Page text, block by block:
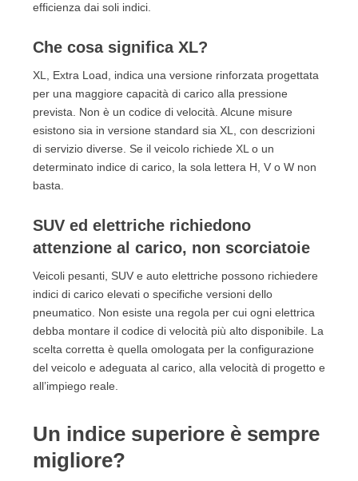
efficienza dai soli indici.
Che cosa significa XL?
XL, Extra Load, indica una versione rinforzata progettata
per una maggiore capacità di carico alla pressione
prevista. Non è un codice di velocità. Alcune misure
esistono sia in versione standard sia XL, con descrizioni
di servizio diverse. Se il veicolo richiede XL o un
determinato indice di carico, la sola lettera H, V o W non
basta.
SUV ed elettriche richiedono
attenzione al carico, non scorciatoie
Veicoli pesanti, SUV e auto elettriche possono richiedere
indici di carico elevati o specifiche versioni dello
pneumatico. Non esiste una regola per cui ogni elettrica
debba montare il codice di velocità più alto disponibile. La
scelta corretta è quella omologata per la configurazione
del veicolo e adeguata al carico, alla velocità di progetto e
all’impiego reale.
Un indice superiore è sempre
migliore?